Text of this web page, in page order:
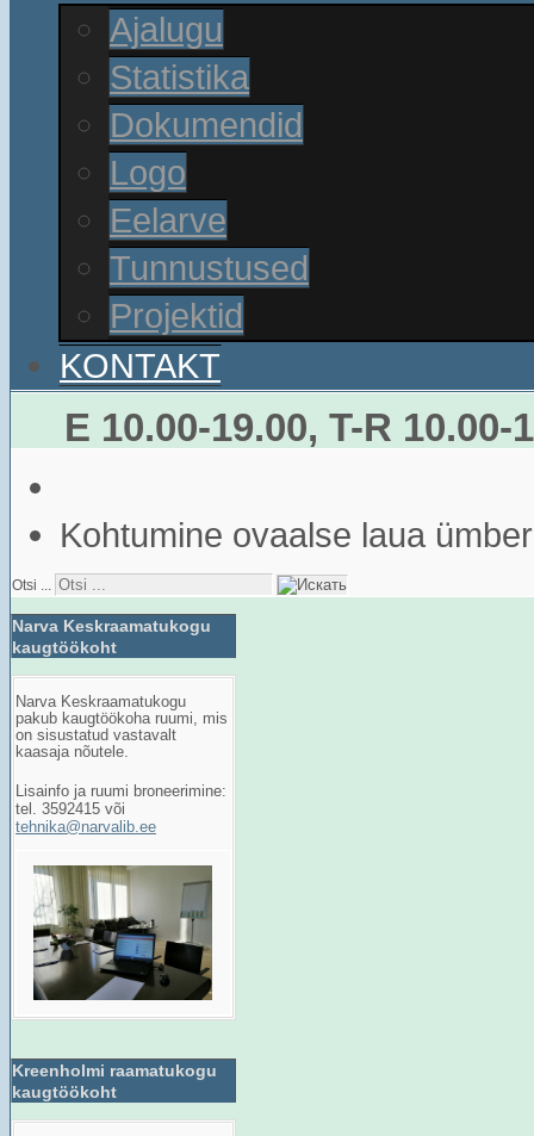
Ajalugu
Statistika
Dokumendid
Logo
Eelarve
Tunnustused
Projektid
KONTAKT
E 10.00-19.00, T-R
Kohtumine ovaalse laua ümber
Otsi ...
Narva Keskraamatukogu
kaugtöökoht
Narva Keskraamatukogu
pakub kaugtöökoha ruumi, mis
on sisustatud vastavalt
kaasaja nõutele.
Lisainfo ja ruumi broneerimine:
tel. 3592415 või
tehnika@narvalib.ee
Kreenholmi raamatukogu
kaugtöökoht